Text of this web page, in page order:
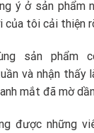
ý ở sản phẩm
của tôi cải thiện
sản phẩm
và nhận thấy
mắt đã mờ
được những